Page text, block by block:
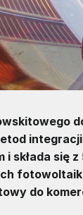
składa się
do